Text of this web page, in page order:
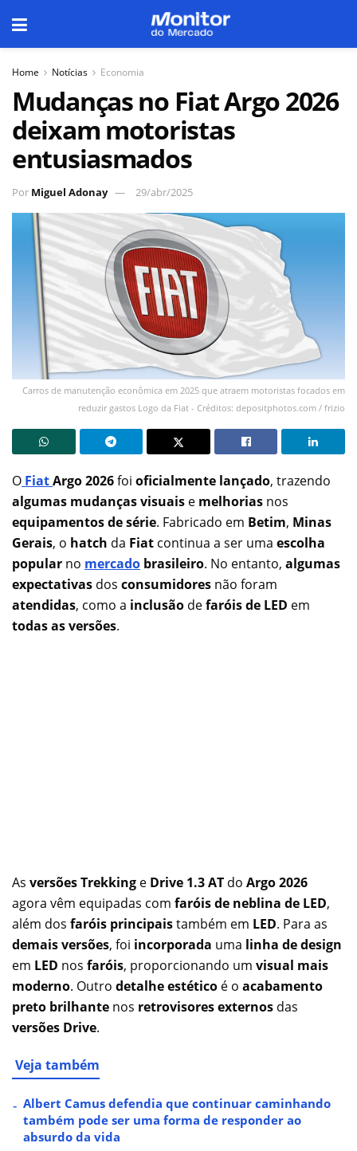
Home Notícias Economia
Mudanças no Fiat Argo 2026
deixam motoristas
entusiasmados
Por Miguel Adonay 29/abr/2025
Carros de manutenção econômica em 2025 que atraem motoristas focados em
reduzir gastos Logo da Fiat - Créditos: depositphotos.com / frizio
O FiatArgo 2026foi oficialmente lançado, trazendo
algumas mudanças visuais e melhorias nos
equipamentos de série. Fabricado em Betim, Minas
Gerais, o hatch da Fiat continua a ser uma escolha
popular no mercado brasileiro. No entanto, algumas
expectativas dos consumidores não foram
atendidas, como a inclusão defaróis de LED em
todas as versões.
As versões Trekking e Drive 1.3 AT do Argo 2026
agora vêm equipadas com faróis de neblina de LED,
além dos faróis principaistambém em LED. Para as
demais versões, foi incorporada uma linha de design
em LED nos faróis, proporcionando um visual mais
moderno. Outro detalhe estético é o acabamento
preto brilhante nos retrovisores externos das
versões Drive.
Veja também
Albert Camus defendia que continuar caminhando
também pode ser uma forma de responder ao
absurdo da vida